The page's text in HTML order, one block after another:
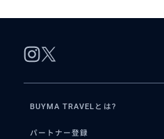
BUYMA TRAVELとは?
パートナー登録